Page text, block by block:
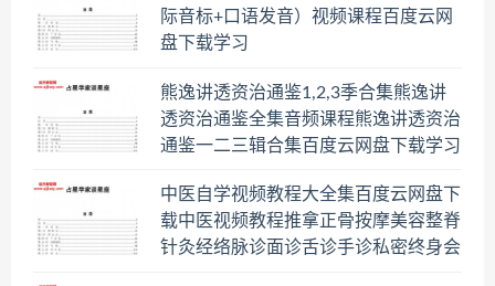
际音标+口语发音）视频课程百度云网
盘下载学习
熊逸讲透资治通鉴1,2,3季合集熊逸讲
透资治通鉴全集音频课程熊逸讲透资治
通鉴一二三辑合集百度云网盘下载学习
中医自学视频教程大全集百度云网盘下
载中医视频教程推拿正骨按摩美容整脊
针灸经络脉诊面诊舌诊手诊私密终身会